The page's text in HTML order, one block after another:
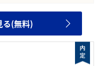
る(無料)